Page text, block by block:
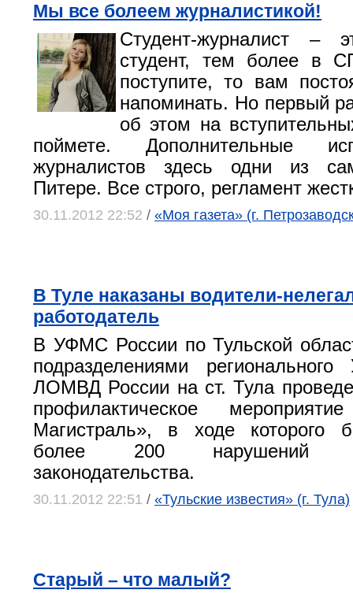
Мы все болеем журналистикой!
Студент-журналист –
студент, тем более в
поступите, то вам
напоминать. Но первый
об этом на
поймете. Дополнительные
журналистов здесь одни из
Питере. Все строго, регламент
30.11.2012 22:52 / «Моя газета» (г.
В Туле наказаны водители-
работодатель
В УФМС России по Тульской
подразделениями
ЛОМВД России на ст. Тула
профилактическое
Магистраль», в ходе которого
более 200 нарушений
законодательства.
30.11.2012 22:51 / «Тульские известия» (г. Тула)
Старый – что малый?